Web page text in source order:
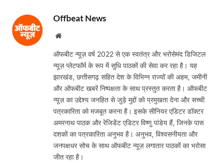
Offbeat News
Website
ऑफबीट न्यूज़ वर्ष 2022 से एक स्वतंत्र और भरोसेमंद डिजिटल
न्यूज़ प्लेटफॉर्म के रूप में सुधि पाठकों की सेवा कर रहा है। यह
झारखंड, छत्तीसगढ़ सहित देश के विभिन्न राज्यों की अहम, जमीनी
और ऑफबीट खबरें निष्पक्षता के साथ प्रस्तुत करता है। ऑफबीट
न्यूज़ का उद्देश्य जनहित से जुड़े मुद्दों को प्रमुखता देना और सच्ची
पत्रकारिता को मजबूत करना है। इसके सीनियर एडिटर डॉक्टर
अमरनाथ पाठक और रेजिडेंट एडिटर विष्णु पांडेय हैं, जिनके पास
दशकों का पत्रकारिता अनुभव है। अनुभव, विश्वसनीयता और
जनपक्षधर सोच के साथ ऑफबीट न्यूज़ लगातार पाठकों का भरोसा
जीत रहा है।